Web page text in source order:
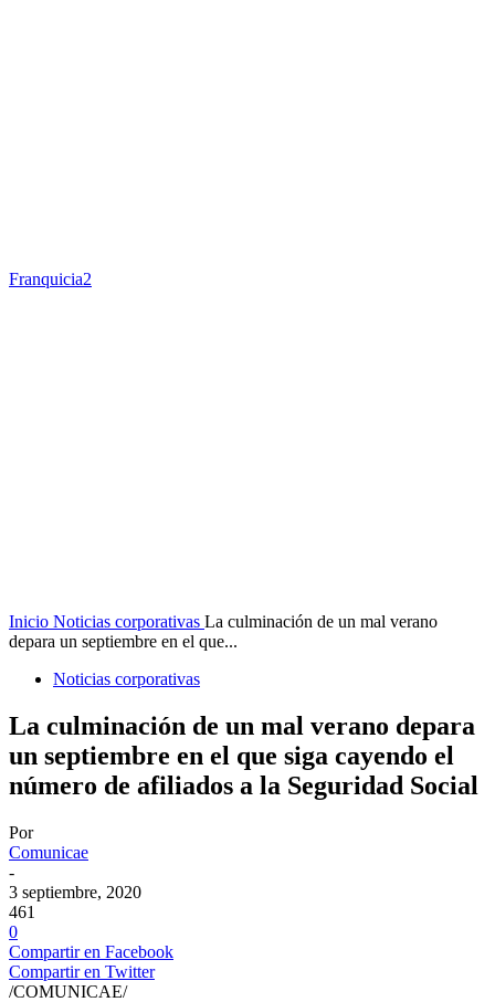
Franquicia2
Inicio Noticias corporativas La culminación de un mal verano
depara un septiembre en el que...
Noticias corporativas
La culminación de un mal verano depara
un septiembre en el que siga cayendo el
número de afiliados a la Seguridad Social
Por
Comunicae
-
3 septiembre, 2020
461
0
Compartir en Facebook
Compartir en Twitter
/COMUNICAE/